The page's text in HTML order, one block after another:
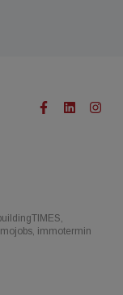
immotermin